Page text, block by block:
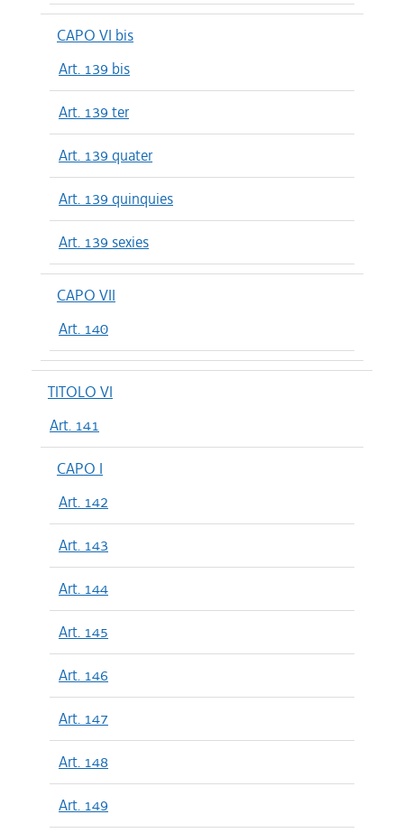
CAPO VI bis
Art. 139 bis
Art. 139 ter
Art. 139 quater
Art. 139 quinquies
Art. 139 sexies
CAPO VII
Art. 140
TITOLO VI
Art. 141
CAPO I
Art. 142
Art. 143
Art. 144
Art. 145
Art. 146
Art. 147
Art. 148
Art. 149